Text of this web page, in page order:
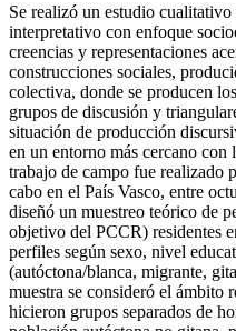
Se realizó un estudio
interpretativo con enfoque
creencias y representaciones
construcciones sociales,
colectiva, donde se producen
grupos de discusión y
situación de producción
en un entorno más cercano con
trabajo de campo fue realizado
cabo en el País Vasco, entre
diseñó un muestreo teórico de
objetivo del PCCR) residentes
perfiles según sexo, nivel
(autóctona/blanca, migrante,
muestra se consideró el ámbito
hicieron grupos separados de